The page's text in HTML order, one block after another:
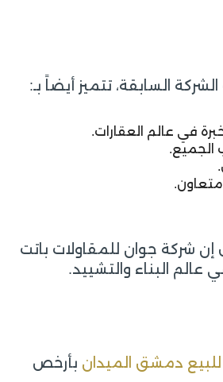
السابقة، تتميز أيضاً بـ:
في عالم العقارات.
الجميع.
شركة جوان للمقاولات باتت
عالم البناء والتشييد.
دمشق الميدان بأرخص